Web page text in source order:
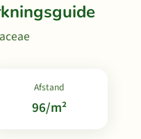
Afstand
96/m²